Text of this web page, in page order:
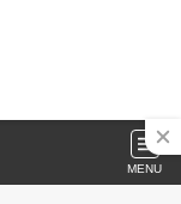
MENU